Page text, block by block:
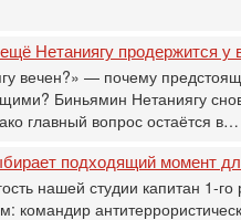
Нетаниягу продержится у
вечен?» — почему
Биньямин Нетаниягу
главный вопрос остаётся в…
подходящий момент
нашей студии капитан 1-
командир